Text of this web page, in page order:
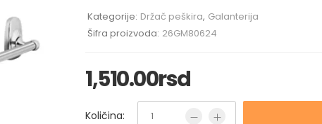
Kategorije: Držač peškira, Galanterija
Šifra proizvoda: 26GM80624
1,510.00rsd
Količina: